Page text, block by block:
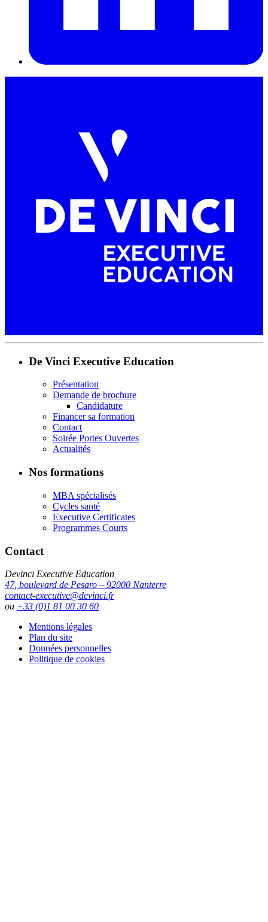
De Vinci Executive Education
Présentation
Demande de brochure
Candidature
Financer sa formation
Contact
Soirée Portes Ouvertes
Actualités
Nos formations
MBA spécialisés
Cycles santé
Executive Certificates
Programmes Courts
Contact
Devinci Executive Education
47, boulevard de Pesaro – 92000 Nanterre
contact-executive@devinci.fr
ou +33 (0)1 81 00 30 60
Mentions légales
Plan du site
Données personnelles
Politique de cookies